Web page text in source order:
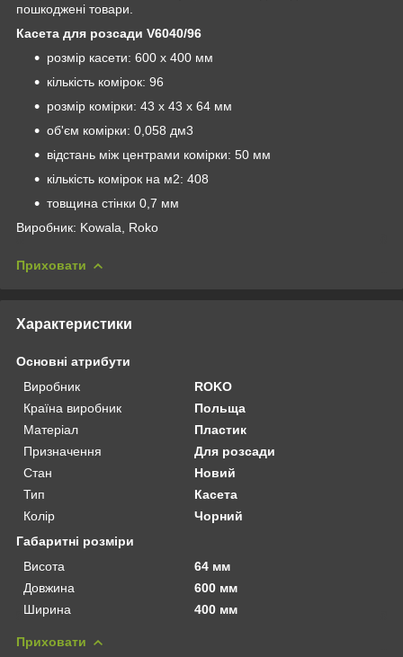
пошкоджені товари.
Касета для розсади V6040/96
розмір касети: 600 x 400 мм
кількість комірок: 96
розмір комірки: 43 х 43 х 64 мм
об'єм комірки: 0,058 дм3
відстань між центрами комірки: 50 мм
кількість комірок на м2: 408
товщина стінки 0,7 мм
Виробник: Kowala, Roko
Приховати
Характеристики
Основні атрибути
Виробник
ROKO
Країна виробник
Польща
Матеріал
Пластик
Призначення
Для розсади
Стан
Новий
Тип
Касета
Колір
Чорний
Габаритні розміри
Висота
64 мм
Довжина
600 мм
Ширина
400 мм
Приховати